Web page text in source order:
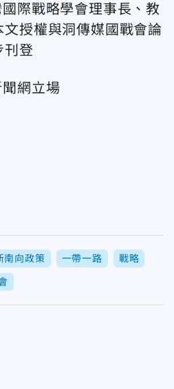
際戰略學會理事長、教
授權與洞傳媒國戰會論
刊登
網立場
南向政策 一帶一路 戰略